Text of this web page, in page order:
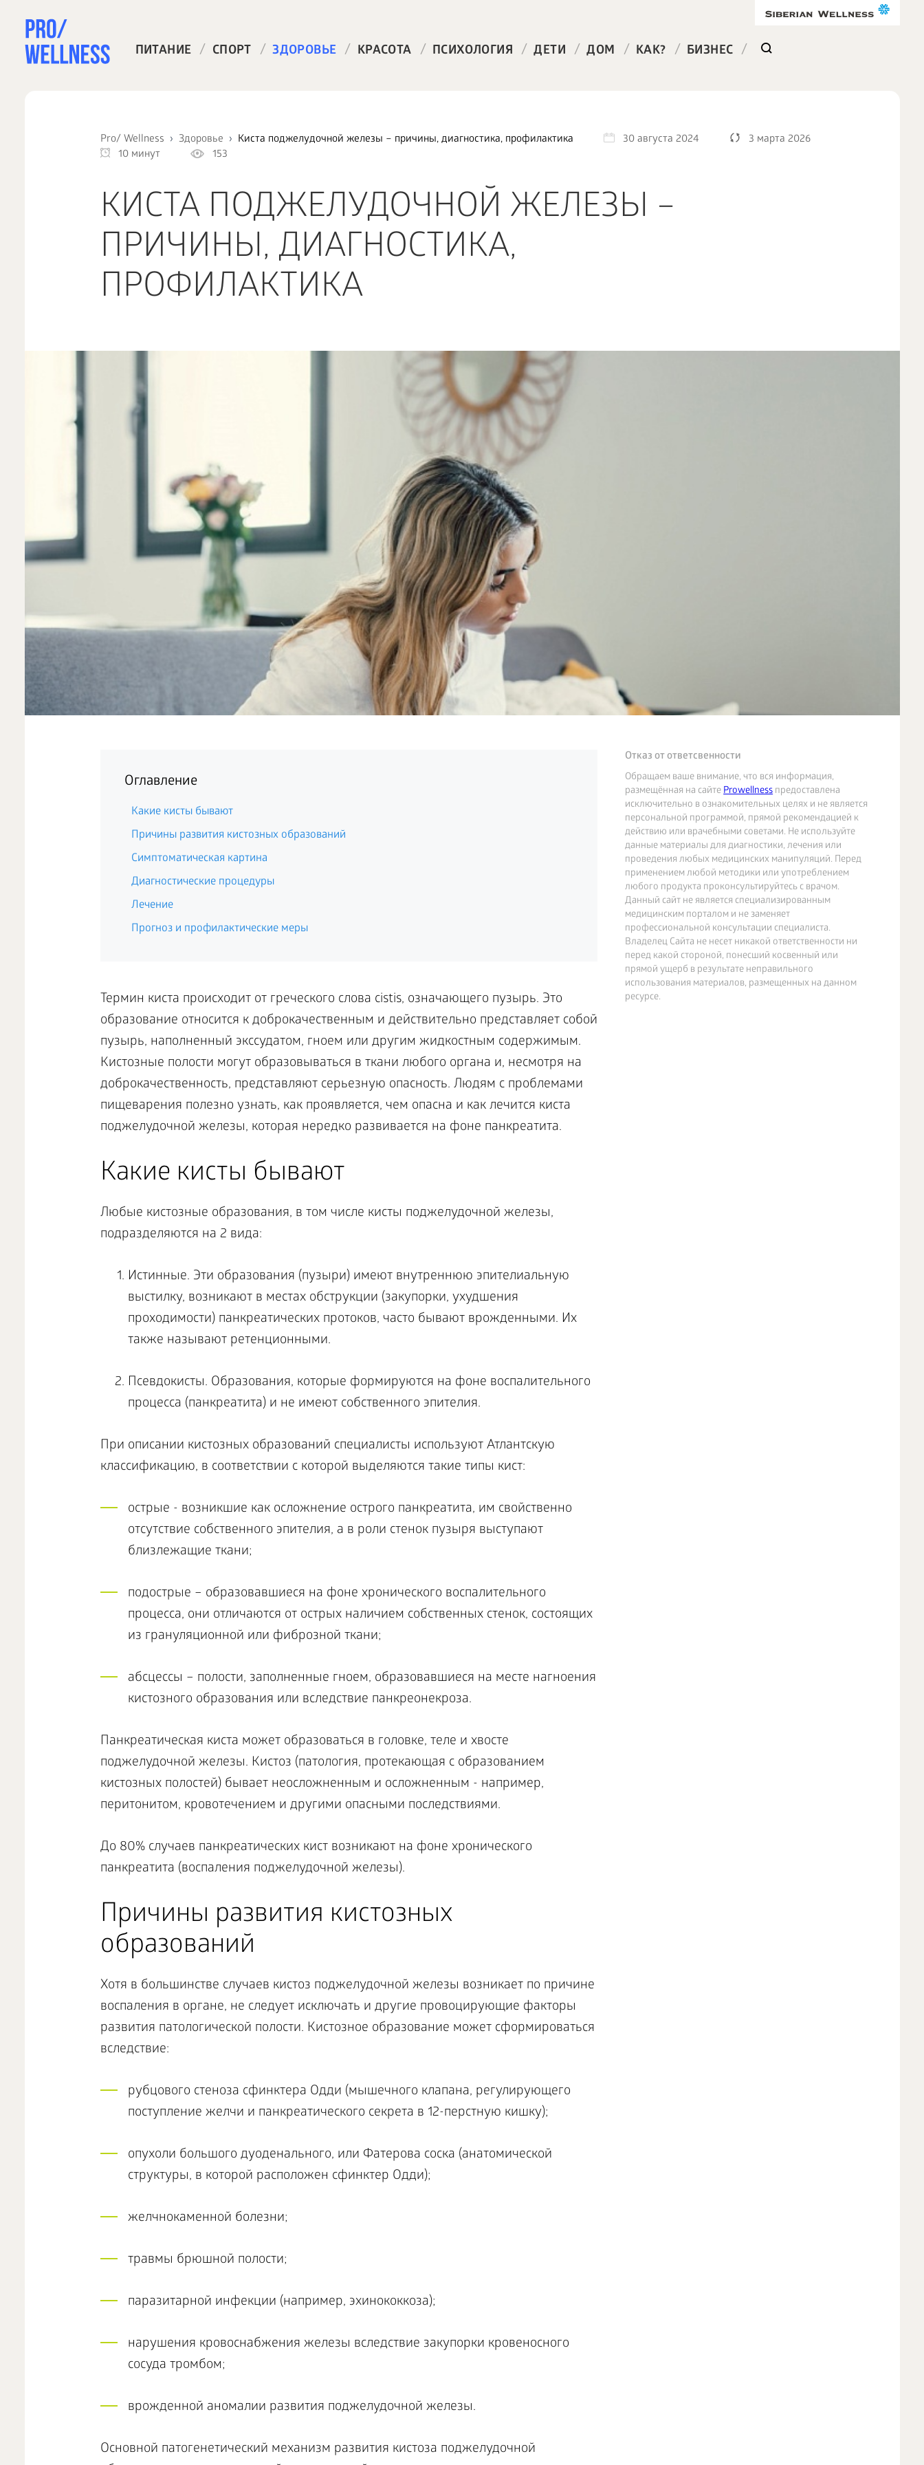
ПИТАНИЕ / СПОРТ / ЗДОРОВЬЕ / КРАСОТА / ПСИХОЛОГИЯ / ДЕТИ / ДОМ / КАК? / БИЗНЕС /
Pro/ Wellness Здоровье Киста поджелудочной железы – причины, диагностика, профилактика 30 августа 2024
3 марта 2026
10 минут
153
КИСТА ПОДЖЕЛУДОЧНОЙ ЖЕЛЕЗЫ –
ПРИЧИНЫ, ДИАГНОСТИКА,
ПРОФИЛАКТИКА
Отказ от ответсвенности
Обращаем ваше внимание, что вся информация,
размещённая на сайтеProwellnessпредоставлена
исключительно в ознакомительных целях и не является
персональной программой, прямой рекомендацией к
действию или врачебными советами. Не используйте
данные материалы для диагностики, лечения или
проведения любых медицинских манипуляций. Перед
применением любой методики или употреблением
любого продукта проконсультируйтесь с врачом.
Данный сайт не является специализированным
медицинским порталом и не заменяет
профессиональной консультации специалиста.
Владелец Сайта не несет никакой ответственности ни
перед какой стороной, понесший косвенный или
прямой ущерб в результате неправильного
использования материалов, размещенных на данном
ресурсе.
Оглавление
Какие кисты бывают
Причины развития кистозных образований
Симптоматическая картина
Диагностические процедуры
Лечение
Прогноз и профилактические меры
Термин киста происходит от греческого слова cistis, означающего пузырь. Это
образование относится к доброкачественным и действительно представляет собой
пузырь, наполненный экссудатом, гноем или другим жидкостным содержимым.
Кистозные полости могут образовываться в ткани любого органа и, несмотря на
доброкачественность, представляют серьезную опасность. Людям с проблемами
пищеварения полезно узнать, как проявляется, чем опасна и как лечится киста
поджелудочной железы, которая нередко развивается на фоне панкреатита.
Какие кисты бывают
Любые кистозные образования, в том числе кисты поджелудочной железы,
подразделяются на 2 вида:
Истинные. Эти образования (пузыри) имеют внутреннюю эпителиальную
выстилку, возникают в местах обструкции (закупорки, ухудшения
проходимости) панкреатических протоков, часто бывают врожденными. Их
также называют ретенционными.
Псевдокисты. Образования, которые формируются на фоне воспалительного
процесса (панкреатита) и не имеют собственного эпителия.
При описании кистозных образований специалисты используют Атлантскую
классификацию, в соответствии с которой выделяются такие типы кист:
острые - возникшие как осложнение острого панкреатита, им свойственно
отсутствие собственного эпителия, а в роли стенок пузыря выступают
близлежащие ткани;
подострые – образовавшиеся на фоне хронического воспалительного
процесса, они отличаются от острых наличием собственных стенок, состоящих
из грануляционной или фиброзной ткани;
абсцессы – полости, заполненные гноем, образовавшиеся на месте нагноения
кистозного образования или вследствие панкреонекроза.
Панкреатическая киста может образоваться в головке, теле и хвосте
поджелудочной железы. Кистоз (патология, протекающая с образованием
кистозных полостей) бывает неосложненным и осложненным - например,
перитонитом, кровотечением и другими опасными последствиями.
До 80% случаев панкреатических кист возникают на фоне хронического
панкреатита (воспаления поджелудочной железы).
Причины развития кистозных
образований
Хотя в большинстве случаев кистоз поджелудочной железы возникает по причине
воспаления в органе, не следует исключать и другие провоцирующие факторы
развития патологической полости. Кистозное образование может сформироваться
вследствие:
рубцового стеноза сфинктера Одди (мышечного клапана, регулирующего
поступление желчи и панкреатического секрета в 12-перстную кишку);
опухоли большого дуоденального, или Фатерова соска (анатомической
структуры, в которой расположен сфинктер Одди);
желчнокаменной болезни;
травмы брюшной полости;
паразитарной инфекции (например, эхинококкоза);
нарушения кровоснабжения железы вследствие закупорки кровеносного
сосуда тромбом;
врожденной аномалии развития поджелудочной железы.
Основной патогенетический механизм развития кистоза поджелудочной